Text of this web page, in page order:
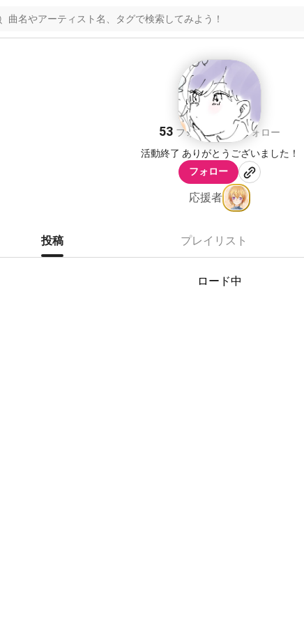
r
53 フォロワー 36
フォロー
活動終了 ありがとうございました！
フォロー
応援者
投稿 プレイリスト
ロード中